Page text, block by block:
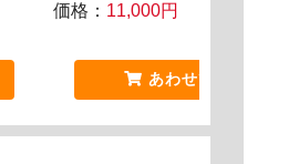
価格： 11,000円
あわせて買う